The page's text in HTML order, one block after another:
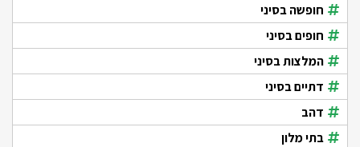
חופשה בסיני
חופים בסיני
המלצות בסיני
דתיים בסיני
דהב
בתי מלון